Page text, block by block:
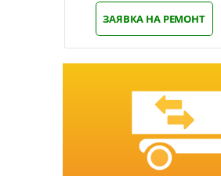
ЗАЯВКА НА РЕМОНТ